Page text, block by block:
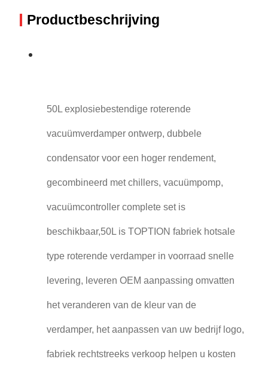
Productbeschrijving
50L explosiebestendige roterende
vacuümverdamper ontwerp, dubbele
condensator voor een hoger rendement,
gecombineerd met chillers, vacuümpomp,
vacuümcontroller complete set is
beschikbaar,50L is TOPTION fabriek hotsale
type roterende verdamper in voorraad snelle
levering, leveren OEM aanpassing omvatten
het veranderen van de kleur van de
verdamper, het aanpassen van uw bedrijf logo,
fabriek rechtstreeks verkoop helpen u kosten